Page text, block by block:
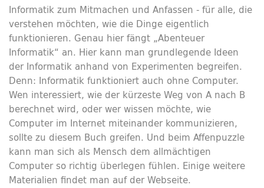
Informatik zum Mitmachen und Anfassen - für alle, die
verstehen möchten, wie die Dinge eigentlich
funktionieren. Genau hier fängt „Abenteuer
Informatik“ an. Hier kann man grundlegende Ideen
der Informatik anhand von Experimenten begreifen.
Denn: Informatik funktioniert auch ohne Computer.
Wen interessiert, wie der kürzeste Weg von A nach B
berechnet wird, oder wer wissen möchte, wie
Computer im Internet miteinander kommunizieren,
sollte zu diesem Buch greifen. Und beim Affenpuzzle
kann man sich als Mensch dem allmächtigen
Computer so richtig überlegen fühlen. Einige weitere
Materialien findet man auf der Webseite.